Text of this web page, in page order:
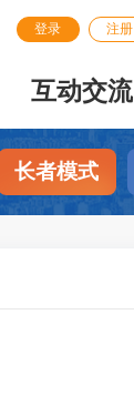
登录 注册
互动交流
长者模式